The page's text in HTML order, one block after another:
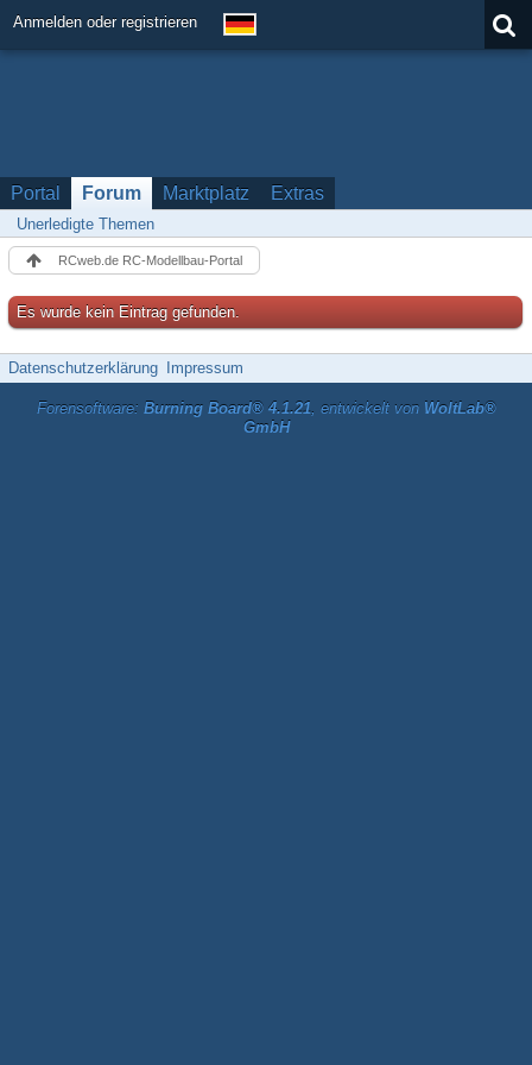
Anmelden oder registrieren
Portal Forum Marktplatz Extras
Unerledigte Themen
RCweb.de RC-Modellbau-Portal
Es wurde kein Eintrag gefunden.
Datenschutzerklärung Impressum
Forensoftware: Burning Board® 4.1.21, entwickelt von WoltLab®
GmbH